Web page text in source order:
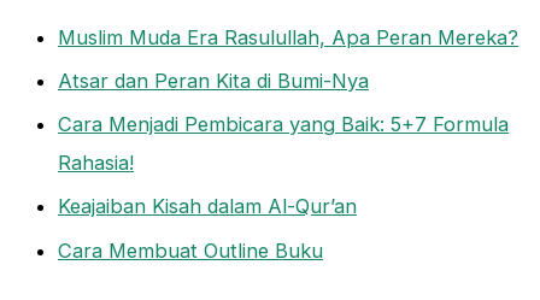
Muslim Muda Era Rasulullah, Apa Peran Mereka?
Atsar dan Peran Kita di Bumi-Nya
Cara Menjadi Pembicara yang Baik: 5+7 Formula
Rahasia!
Keajaiban Kisah dalam Al-Qur’an
Cara Membuat Outline Buku